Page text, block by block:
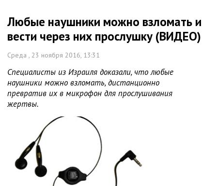
Любые наушники можно взломать и
вести через них прослушку (ВИДЕО)
Среда , 23 ноября 2016, 13:31
Специалисты из Израиля доказали, что любые
наушники можно взломать, дистанционно
превратив их в микрофон для прослушивания
жертвы.